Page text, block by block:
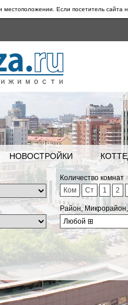
Если посетитель сайта
НОВОСТРОЙКИ
Количество комнат
Ком
Ст 1 2
Район,
Любой ⊞